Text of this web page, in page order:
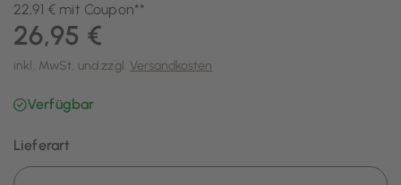
22,91 € mit Coupon**
26,95 €
inkl. MwSt. und zzgl. Versandkosten
Verfügbar
Lieferart